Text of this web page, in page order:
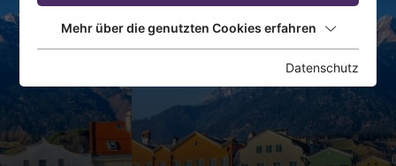
Mehr über die genutzten Cookies erfahren
Datenschutz